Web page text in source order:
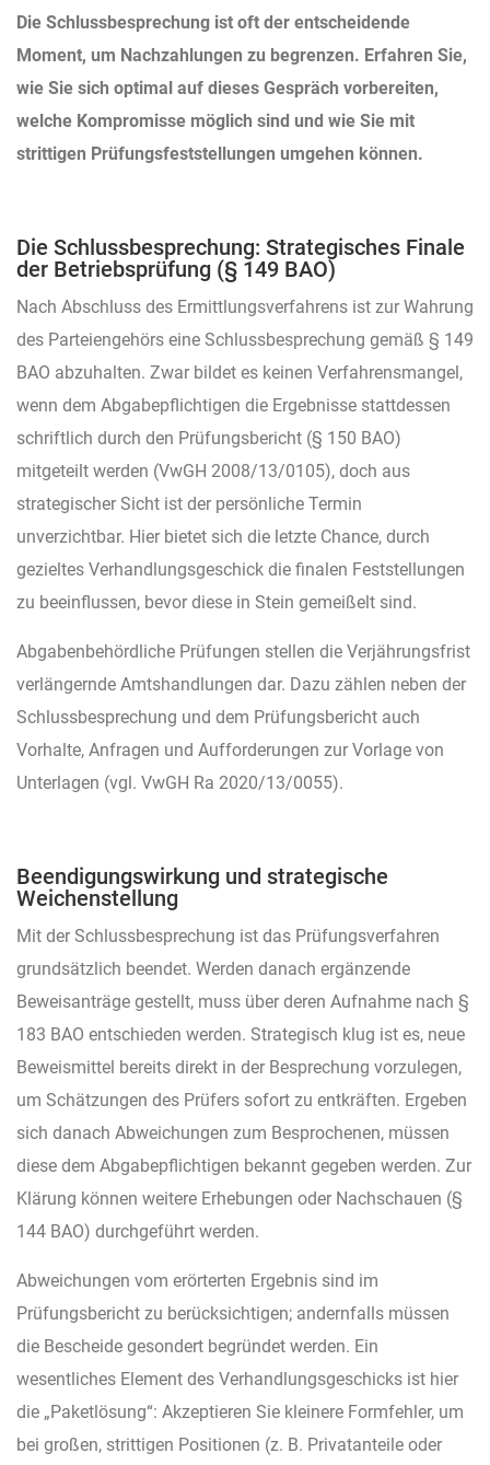
Die Schlussbesprechung ist oft der entscheidende
Moment, um Nachzahlungen zu begrenzen. Erfahren Sie,
wie Sie sich optimal auf dieses Gespräch vorbereiten,
welche Kompromisse möglich sind und wie Sie mit
strittigen Prüfungsfeststellungen umgehen können.
Die Schlussbesprechung: Strategisches Finale
der Betriebsprüfung (§ 149 BAO)
Nach Abschluss des Ermittlungsverfahrens ist zur Wahrung
des Parteiengehörs eine Schlussbesprechung gemäß § 149
BAO abzuhalten. Zwar bildet es keinen Verfahrensmangel,
wenn dem Abgabepflichtigen die Ergebnisse stattdessen
schriftlich durch den Prüfungsbericht (§ 150 BAO)
mitgeteilt werden (VwGH 2008/13/0105), doch aus
strategischer Sicht ist der persönliche Termin
unverzichtbar. Hier bietet sich die letzte Chance, durch
gezieltes Verhandlungsgeschick die finalen Feststellungen
zu beeinflussen, bevor diese in Stein gemeißelt sind.
Abgabenbehördliche Prüfungen stellen die Verjährungsfrist
verlängernde Amtshandlungen dar. Dazu zählen neben der
Schlussbesprechung und dem Prüfungsbericht auch
Vorhalte, Anfragen und Aufforderungen zur Vorlage von
Unterlagen (vgl. VwGH Ra 2020/13/0055).
Beendigungswirkung und strategische
Weichenstellung
Mit der Schlussbesprechung ist das Prüfungsverfahren
grundsätzlich beendet. Werden danach ergänzende
Beweisanträge gestellt, muss über deren Aufnahme nach §
183 BAO entschieden werden. Strategisch klug ist es, neue
Beweismittel bereits direkt in der Besprechung vorzulegen,
um Schätzungen des Prüfers sofort zu entkräften. Ergeben
sich danach Abweichungen zum Besprochenen, müssen
diese dem Abgabepflichtigen bekannt gegeben werden. Zur
Klärung können weitere Erhebungen oder Nachschauen (§
144 BAO) durchgeführt werden.
Abweichungen vom erörterten Ergebnis sind im
Prüfungsbericht zu berücksichtigen; andernfalls müssen
die Bescheide gesondert begründet werden. Ein
wesentliches Element des Verhandlungsgeschicks ist hier
die „Paketlösung“: Akzeptieren Sie kleinere Formfehler, um
bei großen, strittigen Positionen (z. B. Privatanteile oder